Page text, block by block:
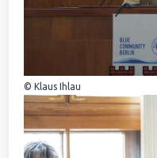
© Klaus Ihlau